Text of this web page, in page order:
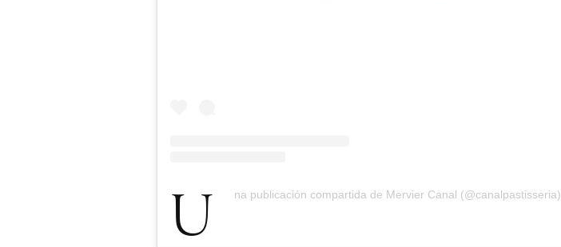
Una publicación compartida de Mervier Canal (@canalpastisseria)